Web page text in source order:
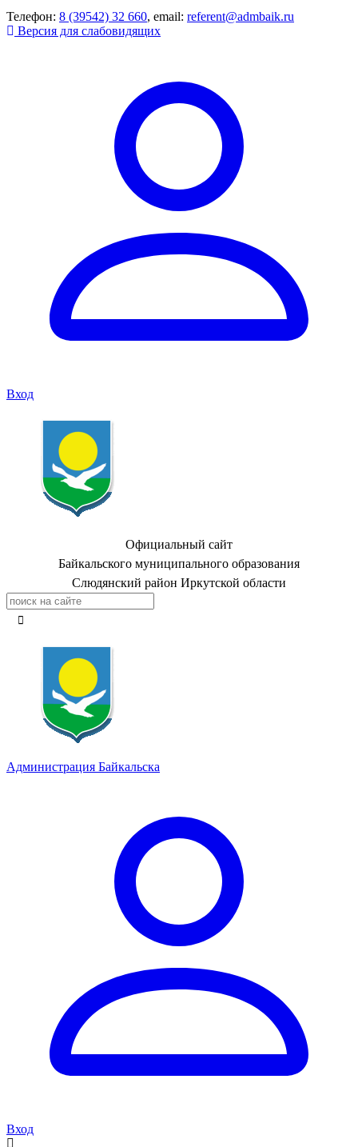
Телефон: 8 (39542) 32 660, email: referent@admbaik.ru
Версия для слабовидящих
Вход
Официальный сайт
Байкальского муниципального образования
Слюдянский район Иркутской области
Администрация Байкальска
Вход